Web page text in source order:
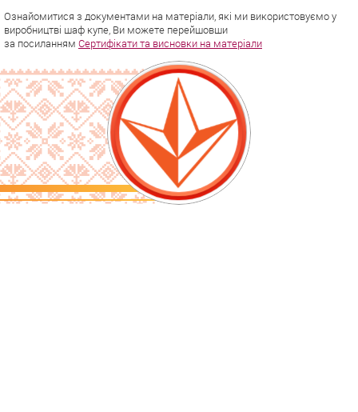
Ознайомитися з документами на матеріали, які ми використовуємо у
виробництві шаф купе, Ви можете перейшовши
за посиланням Сертифікати та висновки на матеріали